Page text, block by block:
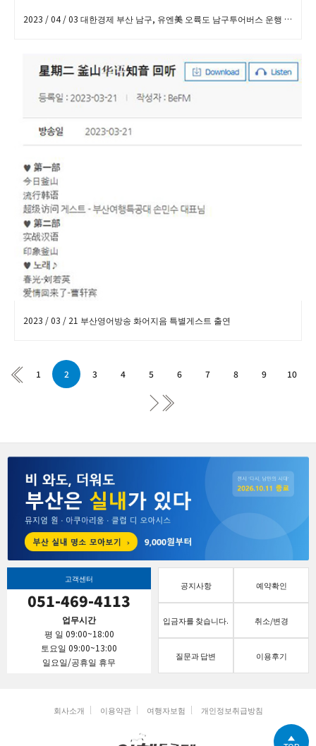
2023 / 04 / 03 대한경제 부산 남구, 유엔美 오륙도 남구투어버스 운행 보도
2023 / 03 / 21 부산영어방송 화어지음 특별게스트 출연
1 2 3 4 5 6 7 8 9 10
고객센터
051-469-4113
업무시간
평 일 09:00~18:00
토요일 09:00~13:00
일요일/공휴일 휴무
공지사항 예약확인
입금자를 찾습니다. 취소/변경
질문과 답변 이용후기
회사소개 이용약관 여행자보험 개인정보취급방침